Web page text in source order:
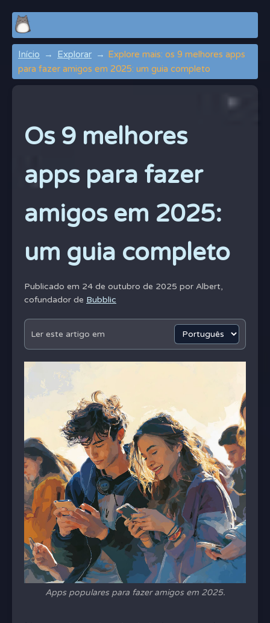
Início Explorar
Explore mais: os 9 melhores apps
para fazer amigos em 2025: um guia completo
Os 9 melhores
apps para fazer
amigos em 2025:
um guia completo
Publicado em 24 de outubro de 2025 por Albert,
cofundador de Bubblic
Ler este artigo em
Apps populares para fazer amigos em 2025.